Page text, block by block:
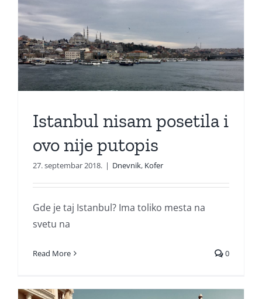
Istanbul nisam posetila i
ovo nije putopis
27. septembar 2018. | Dnevnik, Kofer
Gde je taj Istanbul? Ima toliko mesta na
svetu na
Read More 0